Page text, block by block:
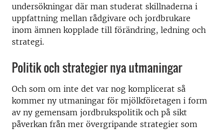
undersökningar där man studerat skillnaderna i
uppfattning mellan rådgivare och jordbrukare
inom ämnen kopplade till förändring, ledning och
strategi.
Politik och strategier nya utmaningar
Och som om inte det var nog komplicerat så
kommer ny utmaningar för mjölkföretagen i form
av ny gemensam jordbrukspolitik och på sikt
påverkan från mer övergripande strategier som